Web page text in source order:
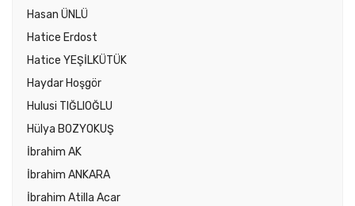
Hasan ÜNLÜ
Hatice Erdost
Hatice YEŞİLKÜTÜK
Haydar Hoşgör
Hulusi TIĞLIOĞLU
Hülya BOZYOKUŞ
İbrahim AK
İbrahim ANKARA
İbrahim Atilla Acar